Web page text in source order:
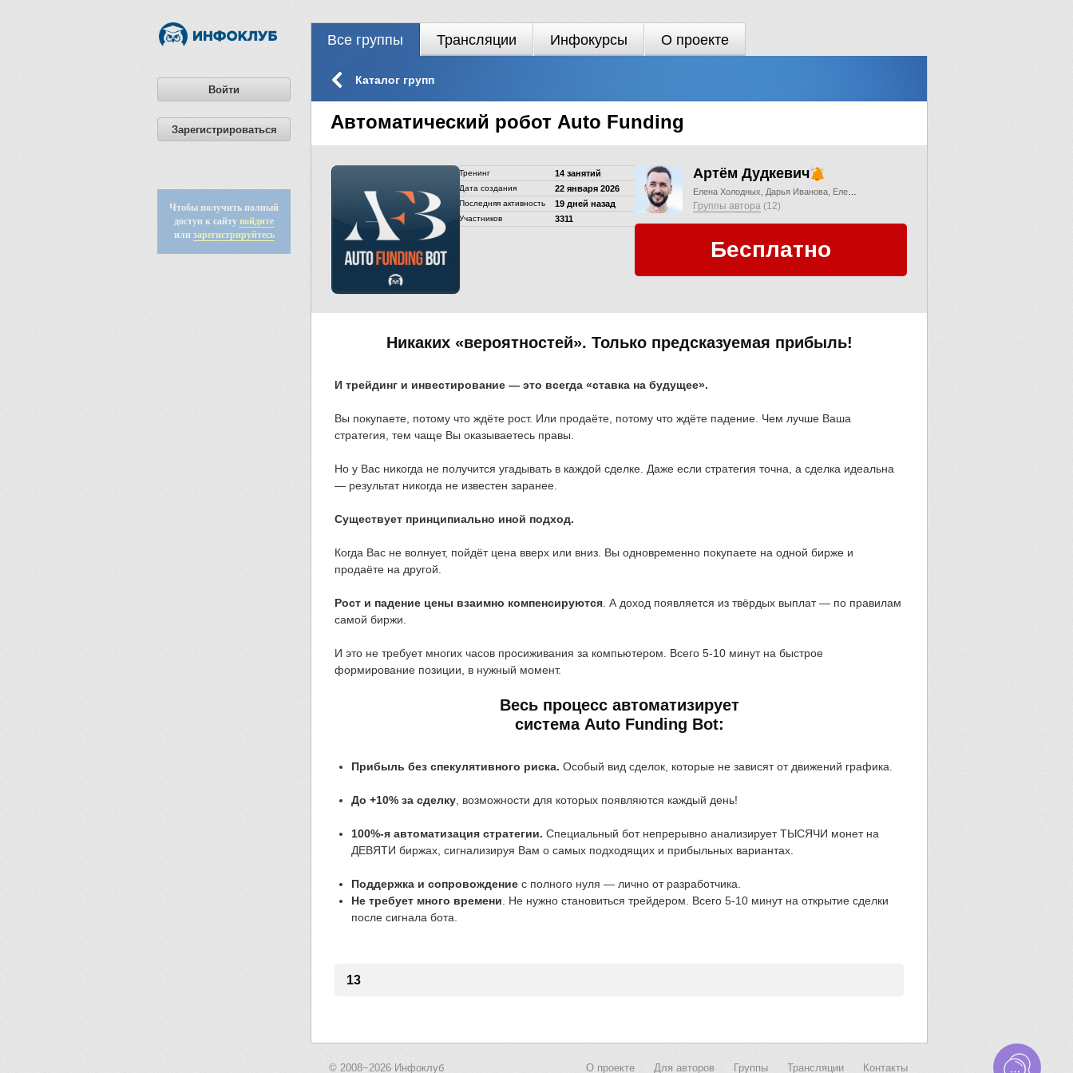
Войти
Зарегистрироваться
Чтобы получить полный
доступ к сайту войдите
или зарегистрируйтесь
Все группы Трансляции Инфокурсы О проекте
Каталог групп
Автоматический робот Auto Funding
Тренинг 14 занятий
Дата создания 22 января 2026
Последняя активность 19 дней назад
Участников 3311
Артём Дудкевич
Елена Холодных Дарья Иванова Елена Мельникова
Группы автора (12)
Бесплатно
Никаких «вероятностей». Только предсказуемая прибыль!
И трейдинг и инвестирование — это всегда «ставка на будущее».
Вы покупаете, потому что ждёте рост. Или продаёте, потому что ждёте падение. Чем лучше Ваша
стратегия, тем чаще Вы оказываетесь правы.
Но у Вас никогда не получится угадывать в каждой сделке. Даже если стратегия точна, а сделка идеальна
— результат никогда не известен заранее.
Существует принципиально иной подход.
Когда Вас не волнует, пойдёт цена вверх или вниз. Вы одновременно покупаете на одной бирже и
продаёте на другой.
Рост и падение цены взаимно компенсируются . А доход появляется из твёрдых выплат — по правилам
самой биржи.
И это не требует многих часов просиживания за компьютером. Всего 5-10 минут на быстрое
формирование позиции, в нужный момент.
Весь процесс автоматизирует
система Auto Funding Bot:
Прибыль без спекулятивного риска. Особый вид сделок, которые не зависят от движений графика.
До +10% за сделку , возможности для которых появляются каждый день!
100%-я автоматизация стратегии. Специальный бот непрерывно анализирует ТЫСЯЧИ монет на
ДЕВЯТИ биржах, сигнализируя Вам о самых подходящих и прибыльных вариантах.
Поддержка и сопровождение с полного нуля — лично от разработчика.
Не требует много времени . Не нужно становиться трейдером. Всего 5-10 минут на открытие сделки
после сигнала бота.
13
© 2008−2026 Инфоклуб О проекте Для авторов Группы Трансляции Контакты